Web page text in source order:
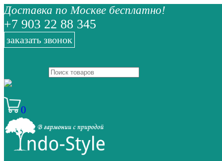
Доставка по Москве бесплатно!
+7 903 22 88 345
заказать звонок
0